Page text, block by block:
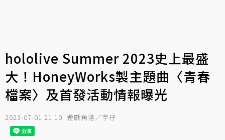
hololive Summer 2023史上最盛
大！HoneyWorks製主題曲〈青春
檔案〉及首發活動情報曝光
2023-07-01 21:10 遊戲角落／芋仔